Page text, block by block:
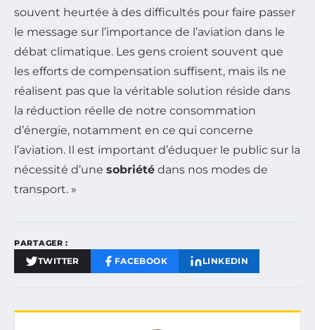
souvent heurtée à des difficultés pour faire passer
le message sur l’importance de l’aviation dans le
débat climatique. Les gens croient souvent que
les efforts de compensation suffisent, mais ils ne
réalisent pas que la véritable solution réside dans
la réduction réelle de notre consommation
d’énergie, notamment en ce qui concerne
l’aviation. Il est important d’éduquer le public sur la
nécessité d’une sobriété dans nos modes de
transport. »
PARTAGER :
TWITTER FACEBOOK LINKEDIN